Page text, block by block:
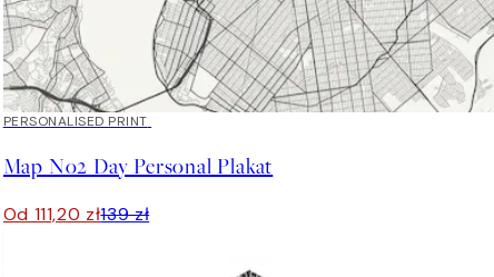
20%*
PERSONALISED PRINT
Map No2 Day Personal Plakat
Od 111,20 zł139 zł